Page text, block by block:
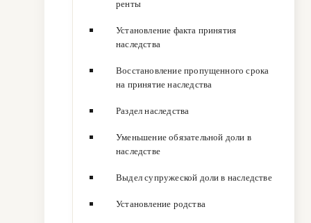
ренты
Установление факта принятия
наследства
Восстановление пропущенного срока
на принятие наследства
Раздел наследства
Уменьшение обязательной доли в
наследстве
Выдел супружеской доли в наследстве
Установление родства